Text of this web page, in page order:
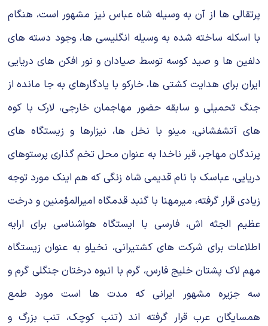
پرتقالی ها از آن به وسیله شاه عباس نیز مشهور است، هنگام
با اسکله ساخته شده به وسیله انگلیسی ها، وجود دسته های
دلفین ها و صید کوسه توسط صیادان و نور افکن های دریایی
ایران برای هدایت کشتی ها، خارکو با یادگارهای به جا مانده از
جنگ تحمیلی و سابقه حضور مهاجمان خارجی، لارک با کوه
های آتشفشانی، مینو با نخل ها، نیزارها و زیستگاه های
پرندگان مهاجر، قبر ناخدا به عنوان محل تخم گذاری پرستوهای
دریایی، عباسک با نام قدیمی شاه زنگی که هم اینک مورد توجه
زیادی قرار گرفته، میرمهنا با گنبد قدمگاه امیرالمؤمنین و درخت
عظیم الجثه اش، فارسی با ایستگاه هواشناسی برای ارایه
اطلاعات برای شرکت های کشتیرانی، نخیلو به عنوان زیستگاه
مهم لاک پشتان خلیج فارس، گرم با انبوه درختان جنگلی گرم و
سه جزیره مشهور ایرانی که مدت ها است مورد طمع
همسایگان عرب قرار گرفته اند (تنب کوچک، تنب بزرگ و